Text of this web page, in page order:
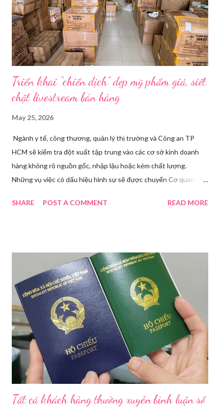
trên camera. Ông cô nhăn mặt khi nghe giải thích về Thế vận
hội Mùa đông. “Người già như tụi ông không hiểu mấy cái này...
Triển khai “chiến dịch” dẹp mỹ phẩm giả, siết
chặt livestream bán hàng
May 25, 2026
Ngành y tế, công thương, quản lý thị trường và Công an TP
HCM sẽ kiểm tra đột xuất tập trung vào các cơ sở kinh doanh
hàng không rõ nguồn gốc, nhập lậu hoặc kém chất lượng.
Những vụ việc có dấu hiệu hình sự sẽ được chuyển Cơ quan
Hoài Nam đã ký ban hành Kế hoạch số 4316/KH-SYT về việc
trạng kinh doanh mỹ phẩm thật - giả lẫn lộn. Để chấn chỉnh, Sở Y
tế TP HCM sẽ phối hợp với các sở, ngành và chính quyền địa
phương tăng cường kiểm tra, giám sát. Đợt này, Phòng Nghiệp
vụ Dược sẽ tham mưu Giám đốc Sở Y tế thành lập Tổ công tác
về mỹ phẩm. Cơ quan Cảnh sát điều tra Công an TP HCM vừa
triệt phá đường dây sản xuất, buôn bán mỹ phẩm giả quy mô
lớn, hoạt động tinh vi ngay giữa khu dân cư ở phường Tân Tạo.
Bên cạnh đó, Sở Y tế sẽ công khai danh ...
SHARE POST A COMMENT READ MORE
Tất cả khách hàng thường xuyên bình luận số